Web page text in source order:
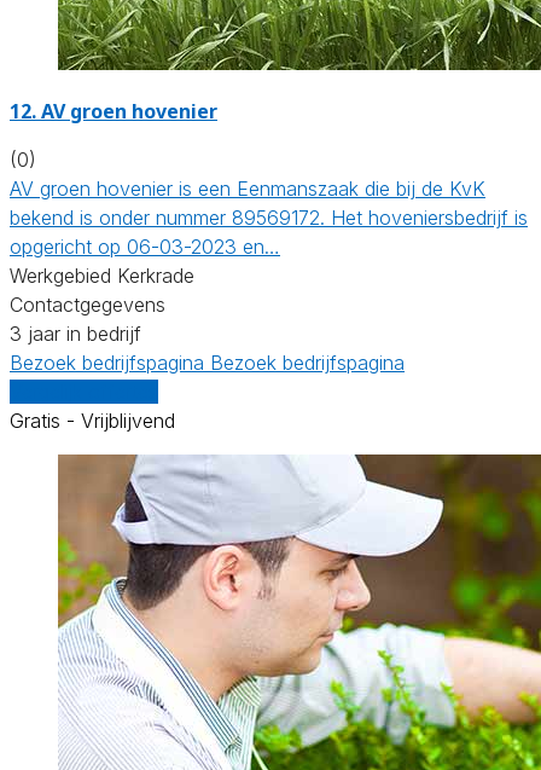
12.AV groen hovenier
(0)
AV groen hovenier is een Eenmanszaak die bij de KvK
bekend is onder nummer 89569172. Het hoveniersbedrijf is
opgericht op 06-03-2023 en…
Werkgebied Kerkrade
Contactgegevens
3 jaar in bedrijf
Bezoek bedrijfspagina Bezoek bedrijfspagina
Gratis - Vrijblijvend